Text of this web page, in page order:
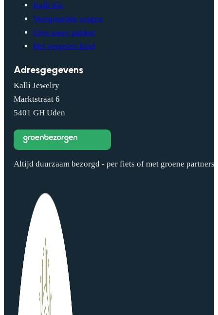
Kalli Kit
Veelgestelde vragen
Give away pakket
Het vergeten kind
Adresgegevens
Kalli Jewelry
Marktstraat 6
5401 GH Uden
Altijd duurzaam bezorgd - per fiets of met groene partners